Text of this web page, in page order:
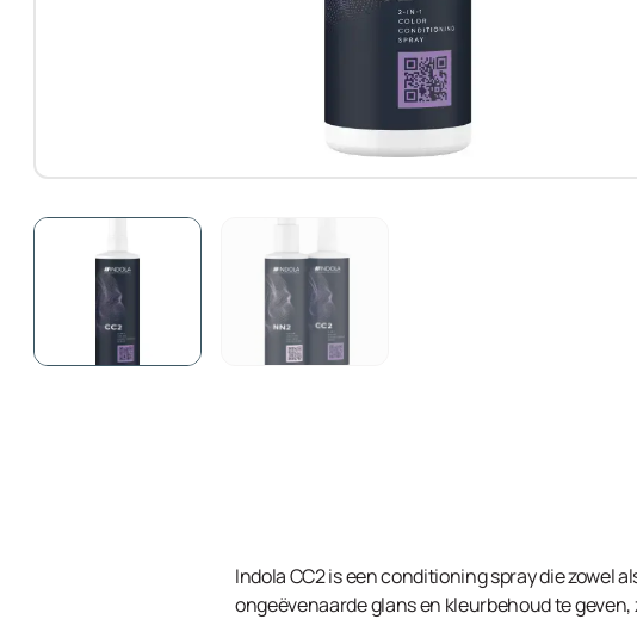
Indola CC2 is een conditioning spray die zowel
ongeëvenaarde glans en kleurbehoud te geven,